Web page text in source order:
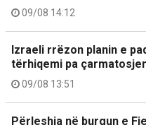
09/08 14:12
Izraeli rrëzon planin e
tërhiqemi pa
09/08 13:51
Përleshja në burgun e